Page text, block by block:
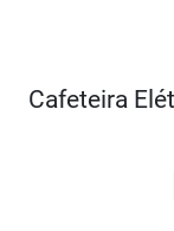
Cafeteira